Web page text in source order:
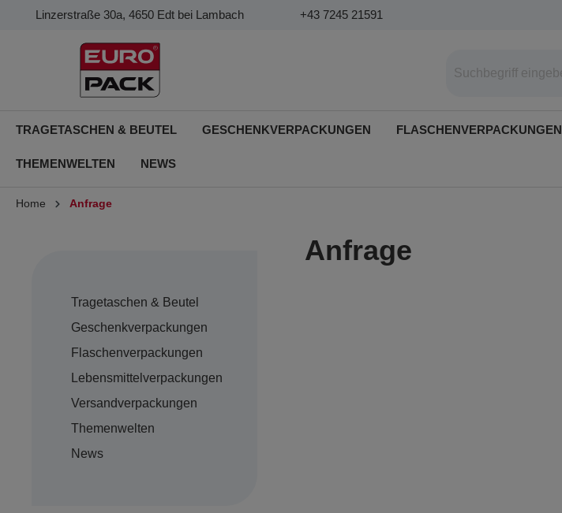
Linzerstraße 30a, 4650 Edt bei Lambach +43 7245 21591
TRAGETASCHEN & BEUTEL GESCHENKVERPACKUNGEN FLASCHENVERPACKUNGEN
THEMENWELTEN NEWS
Home Anfrage
Tragetaschen & Beutel
Geschenkverpackungen
Flaschenverpackungen
Lebensmittelverpackungen
Versandverpackungen
Themenwelten
News
Anfrage